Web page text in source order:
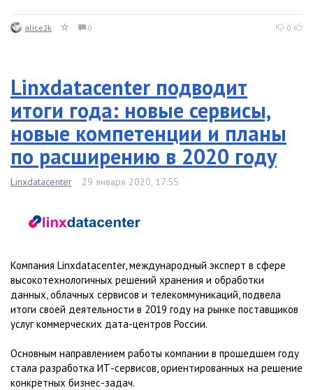
alice2k 0 0
Linxdatacenter подводит
итоги года: новые сервисы,
новые компетенции и планы
по расширению в 2020 году
Linxdatacenter 29 января 2020, 17:55
Компания Linxdatacenter, международный эксперт в сфере
высокотехнологичных решений хранения и обработки
данных, облачных сервисов и телекоммуникаций, подвела
итоги своей деятельности в 2019 году на рынке поставщиков
услуг коммерческих дата-центров России.
Основным направлением работы компании в прошедшем году
стала разработка ИТ-сервисов, ориентированных на решение
конкретных бизнес-задач.